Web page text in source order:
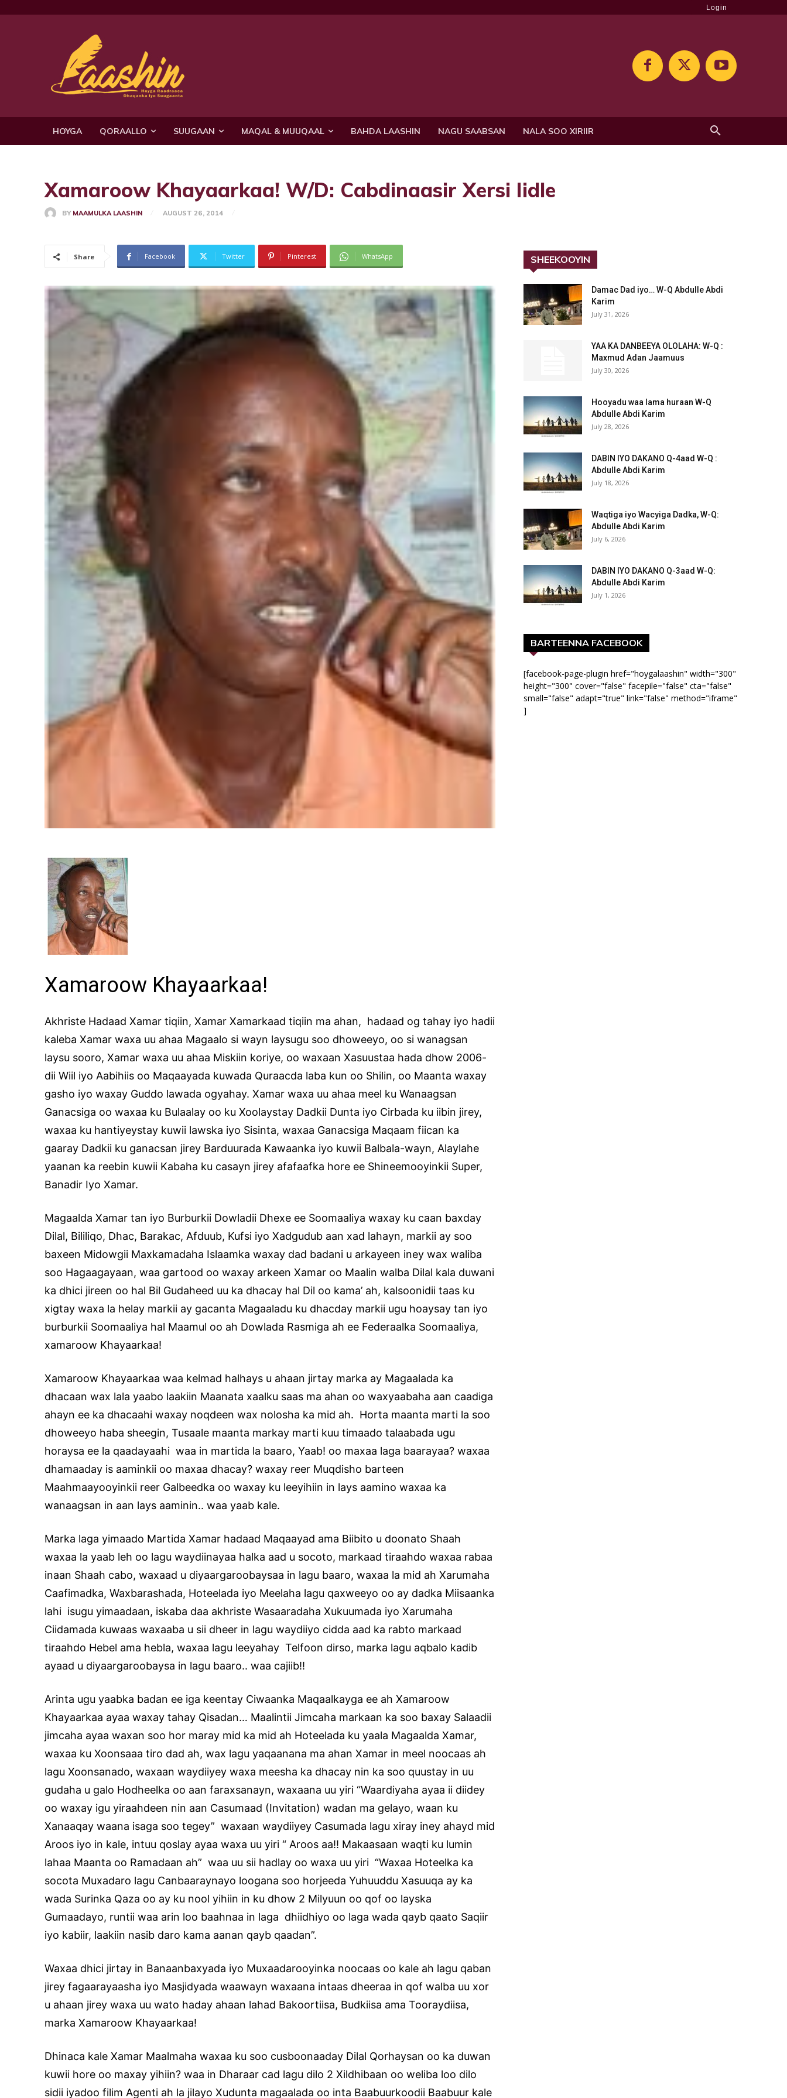
Login
HOYGA QORAALLO SUUGAAN MAQAL & MUUQAAL BAHDA LAASHIN NAGU SAABSAN NALA SOO XIRIIR
Xamaroow Khayaarkaa! W/D: Cabdinaasir Xersi Iidle
BY MAAMULKA LAASHIN AUGUST 26, 2014
Share Facebook Twitter Pinterest WhatsApp
Xamaroow Khayaarkaa!
Akhriste Hadaad Xamar tiqiin, Xamar Xamarkaad tiqiin ma ahan, hadaad og tahay iyo hadii
kaleba Xamar waxa uu ahaa Magaalo si wayn laysugu soo dhoweeyo, oo si wanagsan
laysu sooro, Xamar waxa uu ahaa Miskiin koriye, oo waxaan Xasuustaa hada dhow 2006-
dii Wiil iyo Aabihiis oo Maqaayada kuwada Quraacda laba kun oo Shilin, oo Maanta waxay
gasho iyo waxay Guddo lawada ogyahay. Xamar waxa uu ahaa meel ku Wanaagsan
Ganacsiga oo waxaa ku Bulaalay oo ku Xoolaystay Dadkii Dunta iyo Cirbada ku iibin jirey,
waxaa ku hantiyeystay kuwii lawska iyo Sisinta, waxaa Ganacsiga Maqaam fiican ka
gaaray Dadkii ku ganacsan jirey Barduurada Kawaanka iyo kuwii Balbala-wayn, Alaylahe
yaanan ka reebin kuwii Kabaha ku casayn jirey afafaafka hore ee Shineemooyinkii Super,
Banadir Iyo Xamar.
Magaalda Xamar tan iyo Burburkii Dowladii Dhexe ee Soomaaliya waxay ku caan baxday
Dilal, Bililiqo, Dhac, Barakac, Afduub, Kufsi iyo Xadgudub aan xad lahayn, markii ay soo
baxeen Midowgii Maxkamadaha Islaamka waxay dad badani u arkayeen iney wax waliba
soo Hagaagayaan, waa gartood oo waxay arkeen Xamar oo Maalin walba Dilal kala duwani
ka dhici jireen oo hal Bil Gudaheed uu ka dhacay hal Dil oo kama’ ah, kalsoonidii taas ku
xigtay waxa la helay markii ay gacanta Magaaladu ku dhacday markii ugu hoaysay tan iyo
burburkii Soomaaliya hal Maamul oo ah Dowlada Rasmiga ah ee Federaalka Soomaaliya,
xamaroow Khayaarkaa!
Xamaroow Khayaarkaa waa kelmad halhays u ahaan jirtay marka ay Magaalada ka
dhacaan wax lala yaabo laakiin Maanata xaalku saas ma ahan oo waxyaabaha aan caadiga
ahayn ee ka dhacaahi waxay noqdeen wax nolosha ka mid ah. Horta maanta marti la soo
dhoweeyo haba sheegin, Tusaale maanta markay marti kuu timaado talaabada ugu
horaysa ee la qaadayaahi waa in martida la baaro, Yaab! oo maxaa laga baarayaa? waxaa
dhamaaday is aaminkii oo maxaa dhacay? waxay reer Muqdisho barteen
Maahmaayooyinkii reer Galbeedka oo waxay ku leeyihiin in lays aamino waxaa ka
wanaagsan in aan lays aaminin.. waa yaab kale.
Marka laga yimaado Martida Xamar hadaad Maqaayad ama Biibito u doonato Shaah
waxaa la yaab leh oo lagu waydiinayaa halka aad u socoto, markaad tiraahdo waxaa rabaa
inaan Shaah cabo, waxaad u diyaargaroobaysaa in lagu baaro, waxaa la mid ah Xarumaha
Caafimadka, Waxbarashada, Hoteelada iyo Meelaha lagu qaxweeyo oo ay dadka Miisaanka
lahi isugu yimaadaan, iskaba daa akhriste Wasaaradaha Xukuumada iyo Xarumaha
Ciidamada kuwaas waxaaba u sii dheer in lagu waydiiyo cidda aad ka rabto markaad
tiraahdo Hebel ama hebla, waxaa lagu leeyahay Telfoon dirso, marka lagu aqbalo kadib
ayaad u diyaargaroobaysa in lagu baaro.. waa cajiib!!
Arinta ugu yaabka badan ee iga keentay Ciwaanka Maqaalkayga ee ah Xamaroow
Khayaarkaa ayaa waxay tahay Qisadan… Maalintii Jimcaha markaan ka soo baxay Salaadii
jimcaha ayaa waxan soo hor maray mid ka mid ah Hoteelada ku yaala Magaalda Xamar,
waxaa ku Xoonsaaa tiro dad ah, wax lagu yaqaanana ma ahan Xamar in meel noocaas ah
lagu Xoonsanado, waxaan waydiiyey waxa meesha ka dhacay nin ka soo quustay in uu
gudaha u galo Hodheelka oo aan faraxsanayn, waxaana uu yiri “Waardiyaha ayaa ii diidey
oo waxay igu yiraahdeen nin aan Casumaad (Invitation) wadan ma gelayo, waan ku
Xanaaqay waana isaga soo tegey” waxaan waydiiyey Casumada lagu xiray iney ahayd mid
Aroos iyo in kale, intuu qoslay ayaa waxa uu yiri “ Aroos aa!! Makaasaan waqti ku lumin
lahaa Maanta oo Ramadaan ah” waa uu sii hadlay oo waxa uu yiri “Waxaa Hoteelka ka
socota Muxadaro lagu Canbaaraynayo loogana soo horjeeda Yuhuuddu Xasuuqa ay ka
wada Surinka Qaza oo ay ku nool yihiin in ku dhow 2 Milyuun oo qof oo layska
Gumaadayo, runtii waa arin loo baahnaa in laga dhiidhiyo oo laga wada qayb qaato Saqiir
iyo kabiir, laakiin nasib daro kama aanan qayb qaadan”.
Waxaa dhici jirtay in Banaanbaxyada iyo Muxaadarooyinka noocaas oo kale ah lagu qaban
jirey fagaarayaasha iyo Masjidyada waawayn waxaana intaas dheeraa in qof walba uu xor
u ahaan jirey waxa uu wato haday ahaan lahad Bakoortiisa, Budkiisa ama Tooraydiisa,
marka Xamaroow Khayaarkaa!
Dhinaca kale Xamar Maalmaha waxaa ku soo cusboonaaday Dilal Qorhaysan oo ka duwan
kuwii hore oo maxay yihiin? waa in Dharaar cad lagu dilo 2 Xildhibaan oo weliba loo dilo
sidii iyadoo filim Agenti ah la jilayo Xudunta magaalada oo inta Baabuurkoodii Baabuur kale
SHEEKOOYIN
Damac Dad iyo… W-Q Abdulle Abdi
Karim
July 31, 2026
YAA KA DANBEEYA OLOLAHA: W-Q :
Maxmud Adan Jaamuus
July 30, 2026
Hooyadu waa lama huraan W-Q
Abdulle Abdi Karim
July 28, 2026
DABIN IYO DAKANO Q-4aad W-Q :
Abdulle Abdi Karim
July 18, 2026
Waqtiga iyo Wacyiga Dadka, W-Q:
Abdulle Abdi Karim
July 6, 2026
DABIN IYO DAKANO Q-3aad W-Q:
Abdulle Abdi Karim
July 1, 2026
BARTEENNA FACEBOOK
[facebook-page-plugin href="hoygalaashin" width="300"
height="300" cover="false" facepile="false" cta="false"
small="false" adapt="true" link="false" method="iframe"
]